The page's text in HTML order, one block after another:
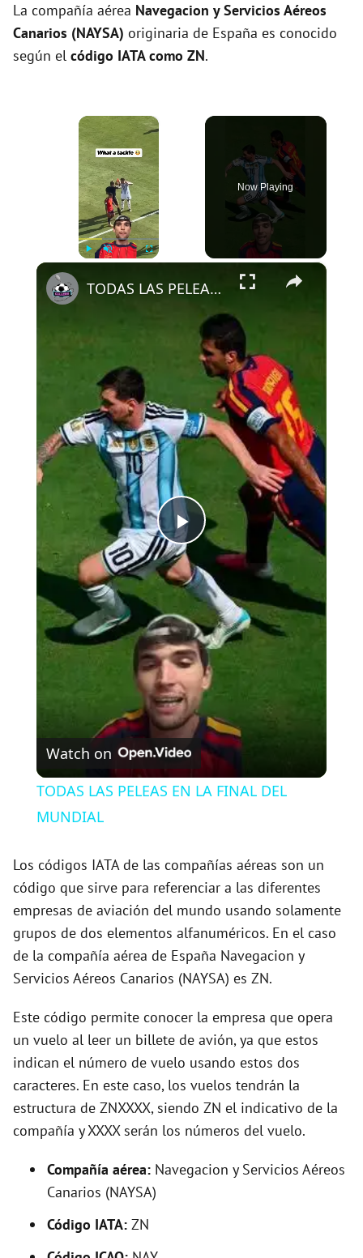
La compañía aérea Navegacion y Servicios Aéreos
Canarios (NAYSA) originaria de España es conocido
según el código IATA como ZN.
×
Now Playing
×
P
l
a
y
V
i
e
o
TODAS LAS PELEAS EN LA FINAL DEL MUNDIAL
Watch on
TODAS LAS PELEAS EN LA FINAL DEL
MUNDIAL
Los códigos IATA de las compañías aéreas son un
código que sirve para referenciar a las diferentes
empresas de aviación del mundo usando solamente
grupos de dos elementos alfanuméricos. En el caso
de la compañía aérea de España Navegacion y
Servicios Aéreos Canarios (NAYSA) es ZN.
Este código permite conocer la empresa que opera
un vuelo al leer un billete de avión, ya que estos
indican el número de vuelo usando estos dos
caracteres. En este caso, los vuelos tendrán la
estructura de ZNXXXX, siendo ZN el indicativo de la
compañía y XXXX serán los números del vuelo.
Compañía aérea: Navegacion y Servicios Aéreos
Canarios (NAYSA)
Código IATA: ZN